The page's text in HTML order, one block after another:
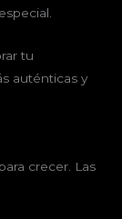
tu
auténticas y
crecer. Las